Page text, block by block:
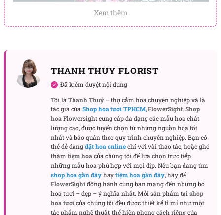
Than ca tượng trưng cho người đã khuất sẽ sống mãi trong ký ức
và lòng thương nhớ của những người ở lại.
Kệ hoa “Than ca” với những loài hoa như cẩm
chướng, cúc calimero tím, hoa sao tím, thạch thảo
tím, hồng tím nhí và lily hồng tạo nên một bức
tranh đầy màu sắc. Mỗi loài hoa đều là một phần
nhỏ của cuộc hành trình dài mà người đã khuất đã
trải qua, mang trong mình những cảm xúc, những
Xem thêm
THANH THUY FLORIST
Đã kiểm duyệt nội dung
Tôi làThanh Thuỷ – thợ cắm hoa chuyên nghiệp và là
tác giả củaShop hoa tươi TPHCM,FlowerSight. Shop
hoaFlowersight cung cấp đa dạng các mẫu hoa chất
lượng cao, được tuyển chọn từ những nguồn hoa tốt
nhất và bảo quản theo quy trình chuyên nghiệp. Bạn có
thể dễ dàngđặt hoa onlinechỉ với vài thao tác, hoặc ghé
thămtiệm hoacủa chúng tôi để lựa chọn trực tiếp
những mẫu hoa phù hợp với mọi dịp. Nếu bạn đang tìm
shop hoa gần đâyhaytiệm hoa gần đây, hãy để
FlowerSightđồng hành cùng bạn mang đến những bó
hoa tươi – đẹp – ý nghĩa nhất. Mỗi sản phẩm tạishop
hoa tươicủa chúng tôi đều được thiết kế tỉ mỉ như một
tác phẩm nghệ thuật, thể hiện phong cách riêng của